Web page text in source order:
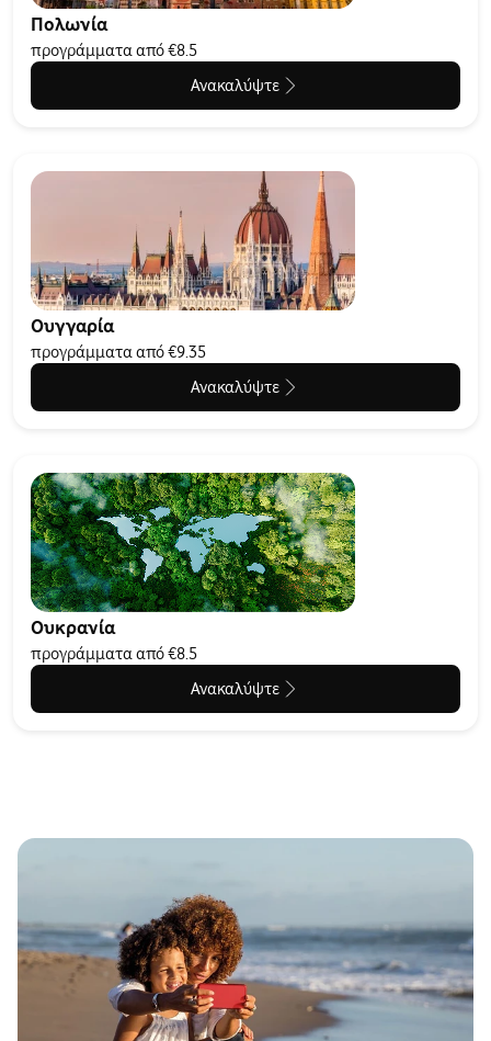
Πολωνία
προγράμματα από €8.5
Ανακαλύψτε
Ουγγαρία
προγράμματα από €9.35
Ανακαλύψτε
Ουκρανία
προγράμματα από €8.5
Ανακαλύψτε